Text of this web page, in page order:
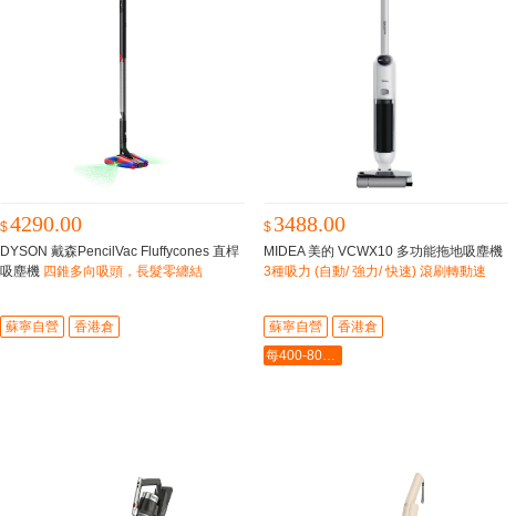
$4290.00
DYSON 戴森PencilVac Fluffycones 直桿
吸塵機 四錐多向吸頭，長髮零纏結
蘇寧自營 香港倉
$ 3488.00
MIDEA 美的 VCWX10 多功能拖地吸塵機
3種吸力 (自動/ 強力/ 快速) 滾刷轉動速
蘇寧自營
香港倉
每400-80最多-2000